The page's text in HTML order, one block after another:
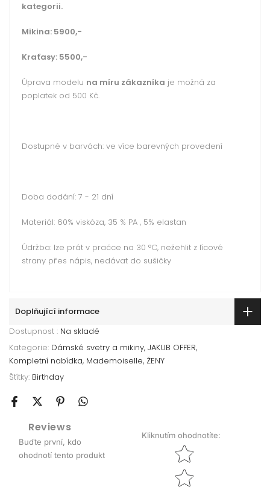
kategorii.
Mikina: 5900,-
Kraťasy: 5500,-
Úprava modelu na míru zákazníka je možná za
poplatek od 500 Kč.
Dostupné v barvách: ve více barevných provedení
Doba dodání: 7 - 21 dní
Materiál: 60% viskóza, 35 % PA , 5% elastan
Údržba: lze prát v pračce na 30 °C, nežehlit z lícové
strany přes nápis, nedávat do sušičky
Doplňující informace
Dostupnost : Na skladě
Kategorie: Dámské svetry a mikiny JAKUB OFFER
Kompletní nabídka Mademoiselle ŽENY
Štítky: Birthday
Reviews
Buďte první, kdo
ohodnotí tento produkt
Kliknutím ohodnotíte:
Star rating